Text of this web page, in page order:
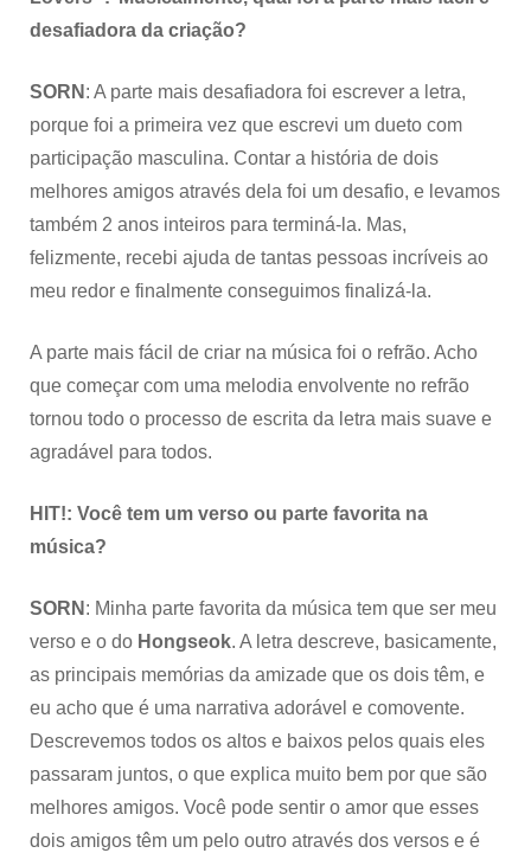
desafiadora da criação?
SORN : A parte mais desafiadora foi escrever a letra,
porque foi a primeira vez que escrevi um dueto com
participação masculina. Contar a história de dois
melhores amigos através dela foi um desafio, e levamos
também 2 anos inteiros para terminá-la. Mas,
felizmente, recebi ajuda de tantas pessoas incríveis ao
meu redor e finalmente conseguimos finalizá-la.
A parte mais fácil de criar na música foi o refrão. Acho
que começar com uma melodia envolvente no refrão
tornou todo o processo de escrita da letra mais suave e
agradável para todos.
HIT!: Você tem um verso ou parte favorita na
música?
SORN : Minha parte favorita da música tem que ser meu
verso e o do Hongseok. A letra descreve, basicamente,
as principais memórias da amizade que os dois têm, e
eu acho que é uma narrativa adorável e comovente.
Descrevemos todos os altos e baixos pelos quais eles
passaram juntos, o que explica muito bem por que são
melhores amigos. Você pode sentir o amor que esses
dois amigos têm um pelo outro através dos versos e é